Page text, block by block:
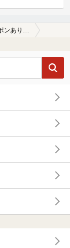
【クーポンあり】一人旅におすすめの榎戸駅近くの温泉、日帰り温泉、スーパー銭湯おすすめ